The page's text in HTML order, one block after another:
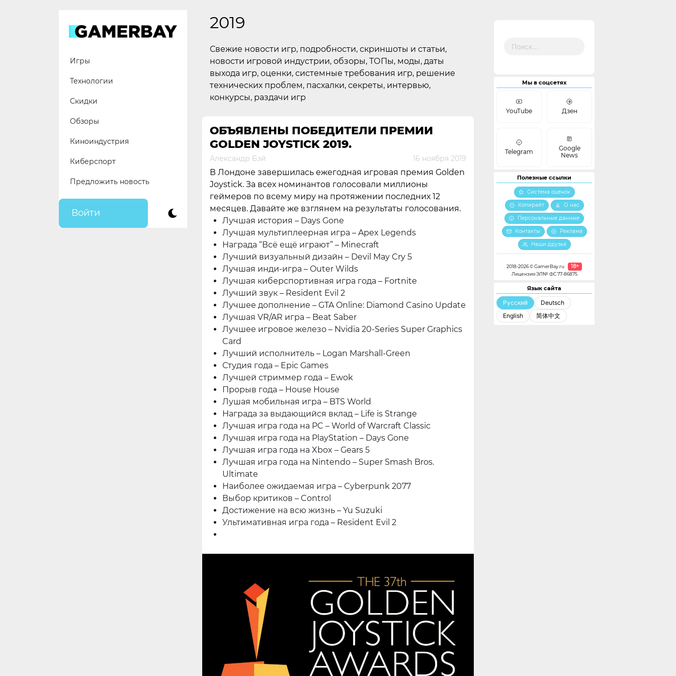
Игры
Технологии
Скидки
Обзоры
Киноиндустрия
Киберспорт
Предложить новость
Войти
2019
Свежие новости игр, подробности, скриншоты и статьи,
новости игровой индустрии, обзоры, ТОПы, моды, даты
выхода игр, оценки, системные требования игр, решение
технических проблем, пасхалки, секреты, интервью,
конкурсы, раздачи игр
ОБЪЯВЛЕНЫ ПОБЕДИТЕЛИ ПРЕМИИ
GOLDEN JOYSTICK 2019.
Александр Бэй 16 ноября 2019
В Лондоне завершилась ежегодная игровая премия Golden
Joystick. За всех номинантов голосовали миллионы
геймеров по всему миру на протяжении последних 12
месяцев. Давайте же взглянем на результаты голосования.
Лучшая история – Days Gone
Лучшая мультиплеерная игра – Apex Legends
Награда “Всё ещё играют” – Minecraft
Лучший визуальный дизайн – Devil May Cry 5
Лучшая инди-игра – Outer Wilds
Лучшая киберспортивная игра года – Fortnite
Лучший звук – Resident Evil 2
Лучшее дополнение – GTA Online: Diamond Casino Update
Лучшая VR/AR игра – Beat Saber
Лучшее игровое железо – Nvidia 20-Series Super Graphics
Card
Лучший исполнитель – Logan Marshall-Green
Студия года – Epic Games
Лучшей стриммер года – Ewok
Прорыв года – House House
Лушая мобильная игра – BTS World
Награда за выдающийся вклад – Life is Strange
Лучшая игра года на PC – World of Warcraft Classic
Лучшая игра года на PlayStation – Days Gone
Лучшая игра года на Xbox – Gears 5
Лучшая игра года на Nintendo – Super Smash Bros.
Ultimate
Наиболее ожидаемая игра – Cyberpunk 2077
Выбор критиков – Control
Достижение на всю жизнь – Yu Suzuki
Ультимативная игра года – Resident Evil 2
Мы в соцсетях
YouTube Дзен
Telegram
Google
News
Полезные ссылки
Система оценок
Копирайт
О нас
Персональные данные
Контакты
Реклама
Наши друзья
2018-2026 © GamerBay.ru 18+
Лицензия ЭЛ№ ФС 77-86875
Язык сайта
Русский
Deutsch
English
简体中文